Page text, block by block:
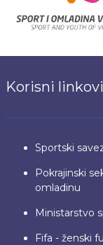
Korisni linkovi
Sportski
Pokrajinski
omladinu
Ministarstvo
Fifa - ženski